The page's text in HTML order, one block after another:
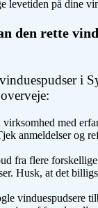
levetiden på dine
den rette
i
med
anmeldelser og
fra flere
Husk, at det
vinduespudsere